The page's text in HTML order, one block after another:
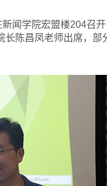
闻学院宏盟楼204召
陈昌凤老师出席，